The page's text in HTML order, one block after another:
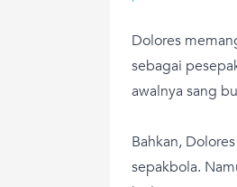
Dolores
sebagai
awalnya sang
Bahkan,
sepakbola.